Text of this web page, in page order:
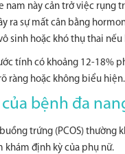
nam này cản trở việc rụng
ra sự mất cân bằng
sinh hoặc khó thụ thai
tính có khoảng 12-18%
ràng hoặc không biểu hiện.
của bệnh đa
trứng (PCOS)
khám định kỳ của phụ nữ.